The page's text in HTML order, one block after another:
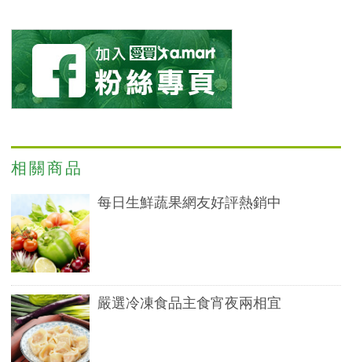
相關商品
每日生鮮蔬果網友好評熱銷中
嚴選冷凍食品主食宵夜兩相宜